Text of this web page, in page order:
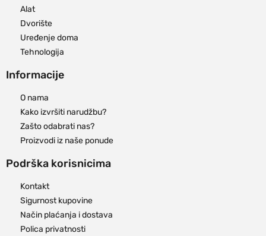
Alat
Dvorište
Uređenje doma
Tehnologija
Informacije
O nama
Kako izvršiti narudžbu?
Zašto odabrati nas?
Proizvodi iz naše ponude
Podrška korisnicima
Kontakt
Sigurnost kupovine
Način plaćanja i dostava
Polica privatnosti